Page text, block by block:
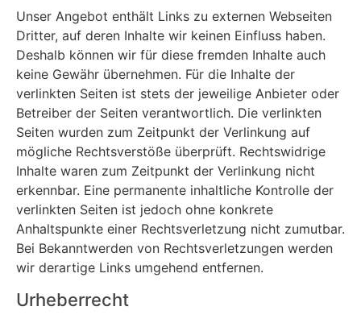
Unser Angebot enthält Links zu externen Webseiten
Dritter, auf deren Inhalte wir keinen Einfluss haben.
Deshalb können wir für diese fremden Inhalte auch
keine Gewähr übernehmen. Für die Inhalte der
verlinkten Seiten ist stets der jeweilige Anbieter oder
Betreiber der Seiten verantwortlich. Die verlinkten
Seiten wurden zum Zeitpunkt der Verlinkung auf
mögliche Rechtsverstöße überprüft. Rechtswidrige
Inhalte waren zum Zeitpunkt der Verlinkung nicht
erkennbar. Eine permanente inhaltliche Kontrolle der
verlinkten Seiten ist jedoch ohne konkrete
Anhaltspunkte einer Rechtsverletzung nicht zumutbar.
Bei Bekanntwerden von Rechtsverletzungen werden
wir derartige Links umgehend entfernen.
Urheberrecht